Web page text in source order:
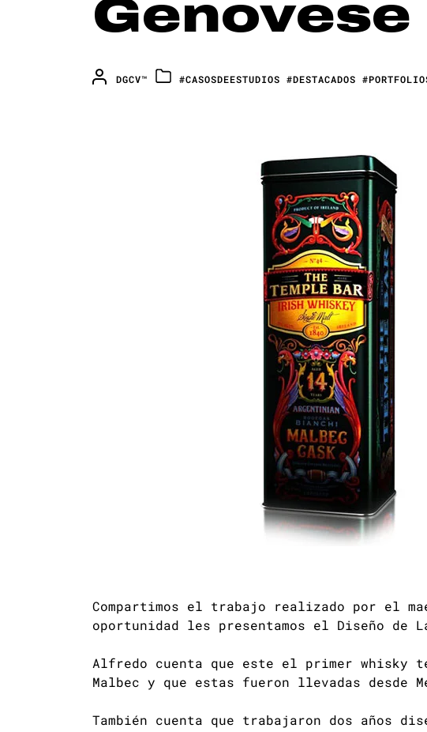
Genovese
DGCV™ #CASOSDEESTUDIOS #DESTACADOS
Compartimos el trabajo realizado por el
oportunidad les presentamos el Diseño de
Alfredo cuenta que este el primer whisky
Malbec y que estas fueron llevadas desde
También cuenta que trabajaron dos años